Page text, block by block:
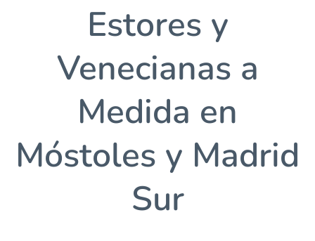
Estores y
Venecianas a
Medida en
Móstoles y Madrid
Sur